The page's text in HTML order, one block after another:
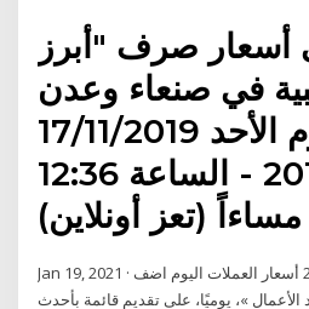
صرف "أبرز
في صنعاء وعدن
اليوم الأحد 17/11/2019
2019/11/17 - الساعة 12:36
مساءاً (تعز أونلاين)
Jan 19, 2021 · اسلام النجار 19 يناير، 2021 أسعار العملات اليوم اضف
»، يوميًا، على تقديم قائمة بأحدث